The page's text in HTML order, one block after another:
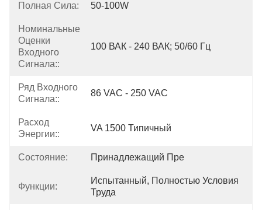
Полная Сила: 50-100W
Номинальные
Оценки
Входного
Сигнала::
100 ВАК - 240 ВАК; 50/60 Гц
Ряд Входного
Сигнала::
86 VAC - 250 VAC
Расход
Энергии::
VA 1500 Типичный
Состояние: Принадлежащий Пре
Функции:
Испытанный, Полностью Условия
Труда